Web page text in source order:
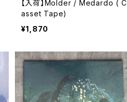
【入荷】Molder / Medardo ( C
asset Tape)
¥1,870